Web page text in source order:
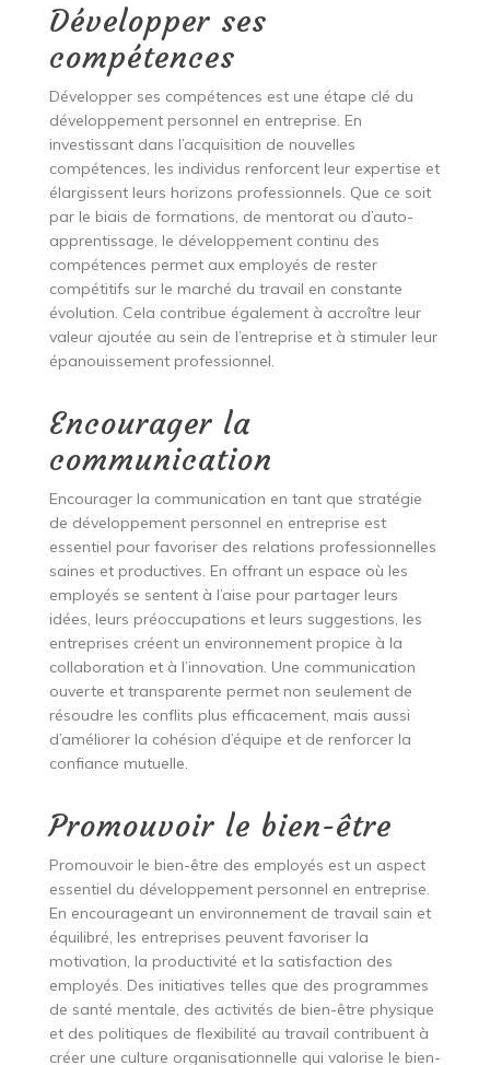
Développer ses
compétences
Développer ses compétences est une étape clé du
développement personnel en entreprise. En
investissant dans l’acquisition de nouvelles
compétences, les individus renforcent leur expertise et
élargissent leurs horizons professionnels. Que ce soit
par le biais de formations, de mentorat ou d’auto-
apprentissage, le développement continu des
compétences permet aux employés de rester
compétitifs sur le marché du travail en constante
évolution. Cela contribue également à accroître leur
valeur ajoutée au sein de l’entreprise et à stimuler leur
épanouissement professionnel.
Encourager la
communication
Encourager la communication en tant que stratégie
de développement personnel en entreprise est
essentiel pour favoriser des relations professionnelles
saines et productives. En offrant un espace où les
employés se sentent à l’aise pour partager leurs
idées, leurs préoccupations et leurs suggestions, les
entreprises créent un environnement propice à la
collaboration et à l’innovation. Une communication
ouverte et transparente permet non seulement de
résoudre les conflits plus efficacement, mais aussi
d’améliorer la cohésion d’équipe et de renforcer la
confiance mutuelle.
Promouvoir le bien-être
Promouvoir le bien-être des employés est un aspect
essentiel du développement personnel en entreprise.
En encourageant un environnement de travail sain et
équilibré, les entreprises peuvent favoriser la
motivation, la productivité et la satisfaction des
employés. Des initiatives telles que des programmes
de santé mentale, des activités de bien-être physique
et des politiques de flexibilité au travail contribuent à
créer une culture organisationnelle qui valorise le bien-